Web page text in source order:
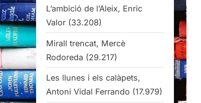
L’ambició de l’Aleix, Enric
Valor (33.208)
Mirall trencat, Mercè
Rodoreda (29.217)
Les llunes i els calàpets,
Antoni Vidal Ferrando (17.979)